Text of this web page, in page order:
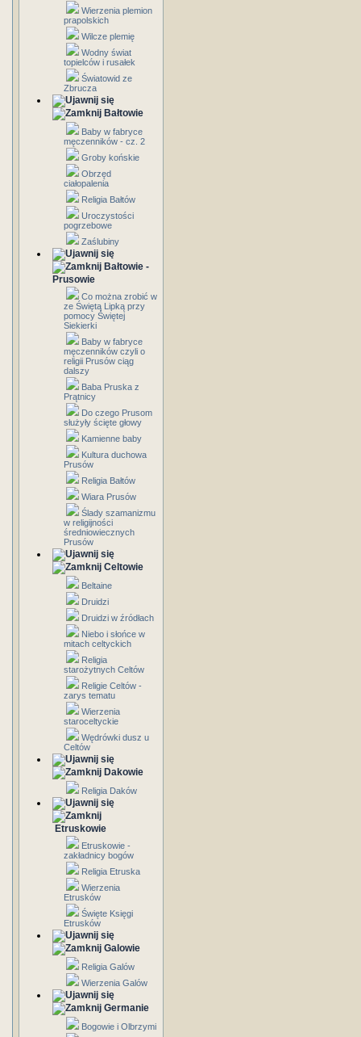
Wierzenia plemion
prapolskich
Wilcze plemię
Wodny świat
topielców i rusałek
Światowid ze
Zbrucza
Bałtowie
Baby w fabryce
męczenników - cz. 2
Groby końskie
Obrzęd
ciałopalenia
Religia Bałtów
Uroczystości
pogrzebowe
Zaślubiny
Bałtowie -
Prusowie
Co można zrobić w
ze Świętą Lipką przy
pomocy Świętej
Siekierki
Baby w fabryce
męczenników czyli o
religii Prusów ciąg
dalszy
Baba Pruska z
Prątnicy
Do czego Prusom
służyły ścięte głowy
Kamienne baby
Kultura duchowa
Prusów
Religia Bałtów
Wiara Prusów
Ślady szamanizmu
w religijności
średniowiecznych
Prusów
Celtowie
Beltaine
Druidzi
Druidzi w źródłach
Niebo i słońce w
mitach celtyckich
Religia
starożytnych Celtów
Religie Celtów -
zarys tematu
Wierzenia
staroceltyckie
Wędrówki dusz u
Celtów
Dakowie
Religia Daków
Etruskowie
Etruskowie -
zakładnicy bogów
Religia Etruska
Wierzenia
Etrusków
Święte Księgi
Etrusków
Galowie
Religia Galów
Wierzenia Galów
Germanie
Bogowie i Olbrzymi